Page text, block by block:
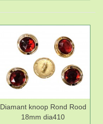
Diamant knoop Rond Rood
18mm dia410